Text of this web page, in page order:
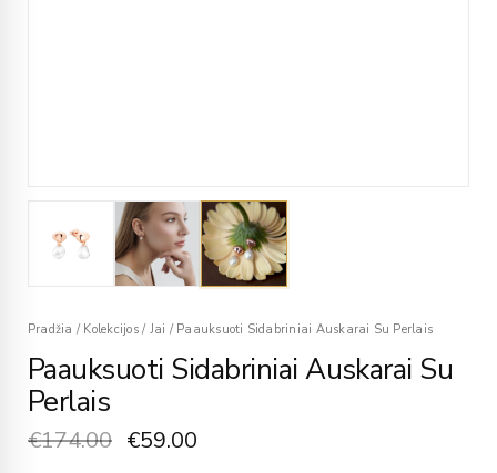
Pradžia / Kolekcijos / Jai /Paauksuoti Sidabriniai Auskarai Su Perlais
Paauksuoti Sidabriniai Auskarai Su
Perlais
€174.00 €59.00